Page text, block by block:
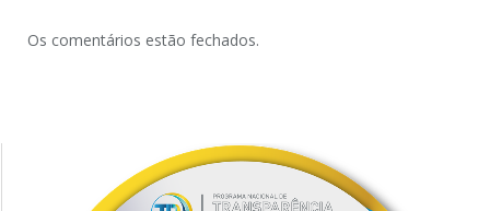
Os comentários estão fechados.